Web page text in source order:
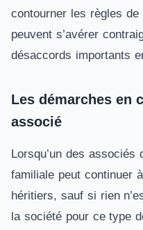
contourner les règles
peuvent s’avérer
désaccords importants
Les démarches en
associé
Lorsqu’un des
familiale peut continuer
héritiers, sauf si rien
la société pour ce type